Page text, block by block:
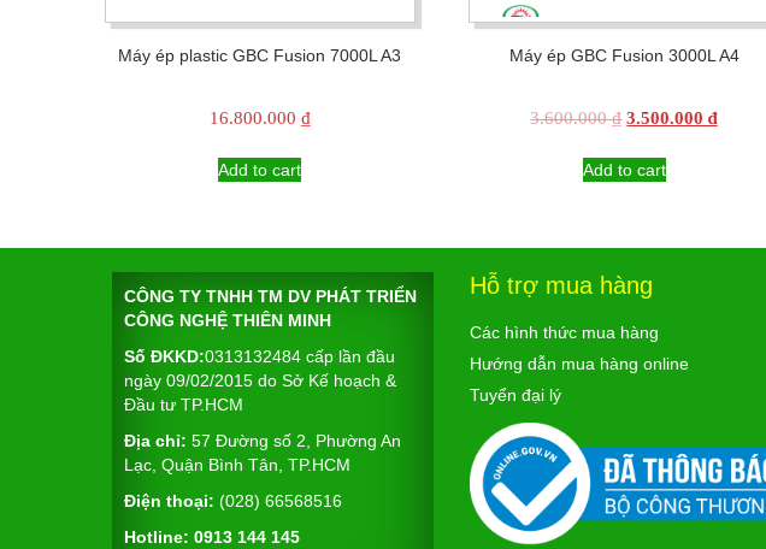
Máy ép plastic GBC Fusion 7000L A3
16.800.000 ₫
Add to cart
Máy ép GBC Fusion 3000L A4
3.600.000₫ Original
was:
3.500.000₫Current
Add to cart
CÔNG TY TNHH TM DV PHÁT TRIỂN
CÔNG NGHỆ THIÊN MINH
Số ĐKKD:0313132484 cấp lần đầu
ngày 09/02/2015 do Sở Kế hoạch &
Đầu tư TP.HCM
Địa chỉ: 57 Đường số 2, Phường An
Lạc, Quận Bình Tân, TP.HCM
Điện thoại: (028) 66568516
Hotline: 0913 144 145
Hỗ trợ mua hàng
Các hình thức mua hàng
Hướng dẫn mua hàng online
Tuyển đại lý